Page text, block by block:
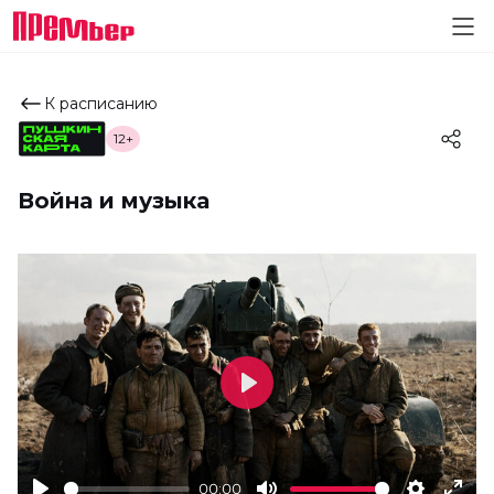
К расписанию
Война и музыка
12+
00:00
Play